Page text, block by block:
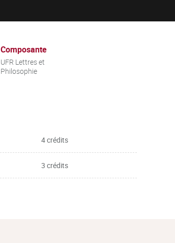
Composante
UFR Lettres et
Philosophie
4 crédits
3 crédits